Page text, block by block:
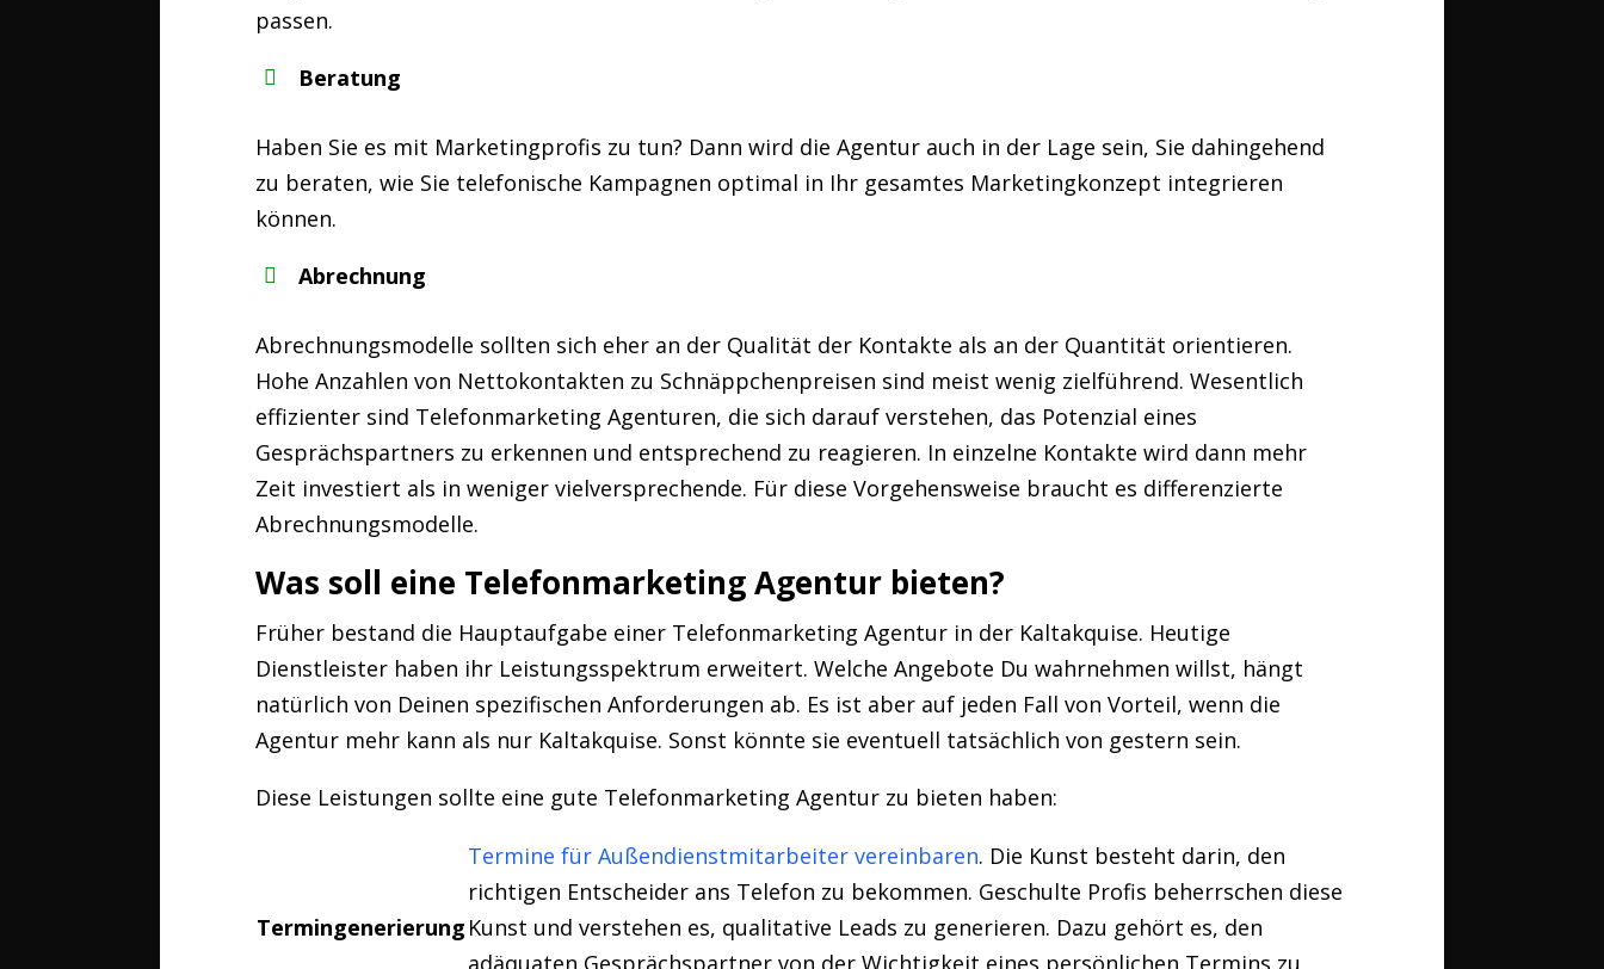
passen.
Beratung
Haben Sie es mit Marketingprofis zu tun? Dann wird die Agentur auch in der Lage sein, Sie dahingehend
zu beraten, wie Sie telefonische Kampagnen optimal in Ihr gesamtes Marketingkonzept integrieren
können.
Abrechnung
Abrechnungsmodelle sollten sich eher an der Qualität der Kontakte als an der Quantität orientieren.
Hohe Anzahlen von Nettokontakten zu Schnäppchenpreisen sind meist wenig zielführend. Wesentlich
effizienter sind Telefonmarketing Agenturen, die sich darauf verstehen, das Potenzial eines
Gesprächspartners zu erkennen und entsprechend zu reagieren. In einzelne Kontakte wird dann mehr
Zeit investiert als in weniger vielversprechende. Für diese Vorgehensweise braucht es differenzierte
Abrechnungsmodelle.
Was soll eine Telefonmarketing Agentur bieten?
Früher bestand die Hauptaufgabe einer Telefonmarketing Agentur in der Kaltakquise. Heutige
Dienstleister haben ihr Leistungsspektrum erweitert. Welche Angebote Du wahrnehmen willst, hängt
natürlich von Deinen spezifischen Anforderungen ab. Es ist aber auf jeden Fall von Vorteil, wenn die
Agentur mehr kann als nur Kaltakquise. Sonst könnte sie eventuell tatsächlich von gestern sein.
Diese Leistungen sollte eine gute Telefonmarketing Agentur zu bieten haben:
Termingenerierung
Termine für Außendienstmitarbeiter vereinbaren. Die Kunst besteht darin, den
richtigen Entscheider ans Telefon zu bekommen. Geschulte Profis beherrschen diese
Kunst und verstehen es, qualitative Leads zu generieren. Dazu gehört es, den
adäquaten Gesprächspartner von der Wichtigkeit eines persönlichen Termins zu